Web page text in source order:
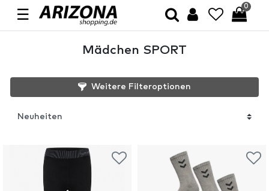
☰
0
Mädchen SPORT
Weitere Filteroptionen